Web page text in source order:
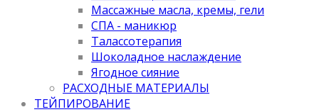
Массажные масла, кремы, гели
СПА - маникюр
Талассотерапия
Шоколадное наслаждение
Ягодное сияние
РАСХОДНЫЕ МАТЕРИАЛЫ
ТЕЙПИРОВАНИЕ